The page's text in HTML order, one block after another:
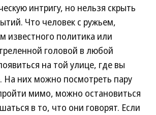
интригу, но нельзя скрыть
Что человек с ружьем,
известного политика или
головой в любой
на той улице, где вы
На них можно посмотреть пару
мимо, можно остановиться
в то, что они говорят. Если